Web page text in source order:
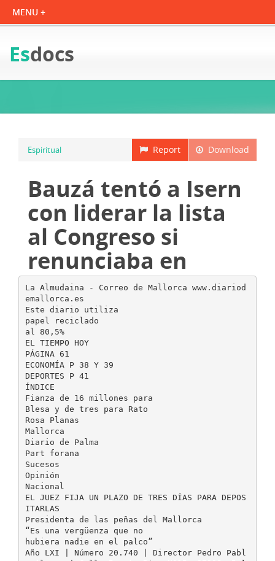
Esdocs
Download
Report
Espiritual
Bauzá tentó a Isern
con liderar la lista
al Congreso si
renunciaba en
La Almudaina - Correo de Mallorca www.diariod
emallorca.es
Este diario utiliza
papel reciclado
al 80,5%
EL TIEMPO HOY
PÁGINA 61
ECONOMÍA P 38 Y 39
DEPORTES P 41
ÍNDICE
Fianza de 16 millones para
Blesa y de tres para Rato
Rosa Planas
Mallorca
Diario de Palma
Part forana
Sucesos
Opinión
Nacional
EL JUEZ FIJA UN PLAZO DE TRES DÍAS PARA DEPOS
ITARLAS
Presidenta de las peñas del Mallorca
“Es una vergüenza que no
hubiera nadie en el palco”
Año LXI | Número 20.740 | Director Pedro Pabl